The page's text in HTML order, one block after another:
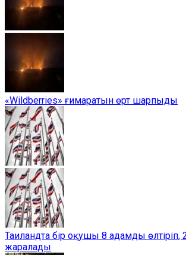
«Wildberries» ғимаратын өрт шарпыды
Таиландта бір оқушы 8 адамды
жаралады